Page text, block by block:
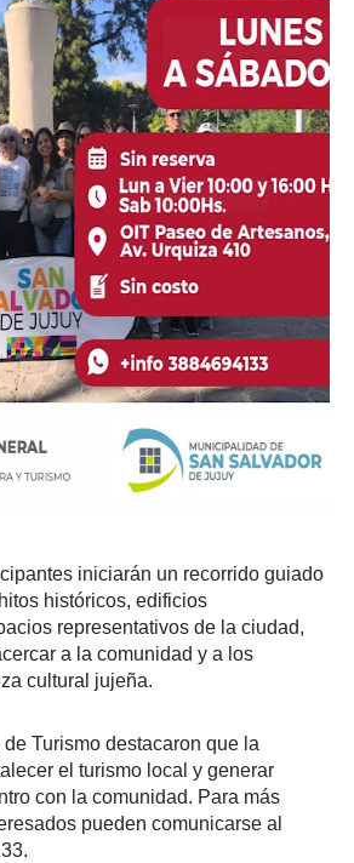
iniciarán un recorrido guiado
históricos, edificios
representativos de la ciudad,
a la comunidad y a los
cultural jujeña.
Turismo destacaron que la
el turismo local y generar
con la comunidad. Para más
pueden comunicarse al